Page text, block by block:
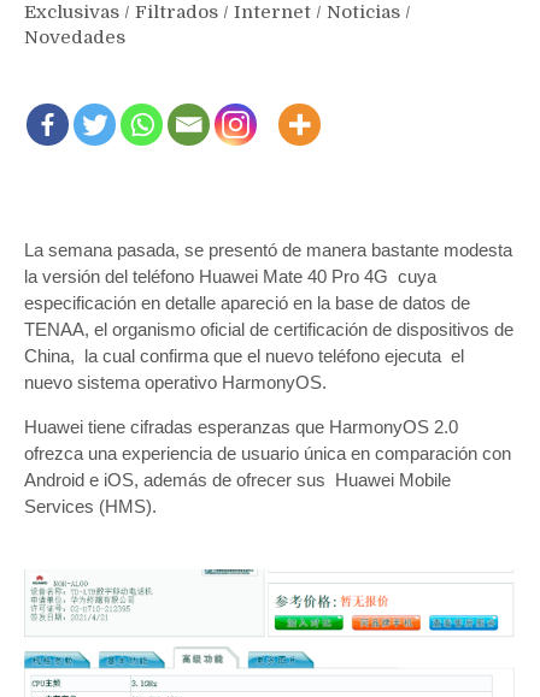
Exclusivas / Filtrados / Internet / Noticias /
Novedades
La semana pasada, se presentó de manera bastante modesta
la versión del teléfono Huawei Mate 40 Pro 4G cuya
especificación en detalle apareció en la base de datos de
TENAA, el organismo oficial de certificación de dispositivos de
China, la cual confirma que el nuevo teléfono ejecuta el
nuevo sistema operativo HarmonyOS.
Huawei tiene cifradas esperanzas que HarmonyOS 2.0
ofrezca una experiencia de usuario única en comparación con
Android e iOS, además de ofrecer sus Huawei Mobile
Services (HMS).